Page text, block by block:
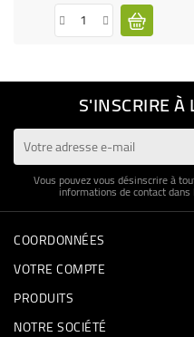
S'INSCRIRE
Vous pouvez vous désinscrire à
informations de contact
COORDONNÉES
VOTRE COMPTE
PRODUITS
NOTRE SOCIÉTÉ